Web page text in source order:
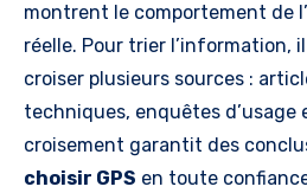
montrent le comportement de
réelle. Pour trier l’information,
croiser plusieurs sources :
techniques, enquêtes d’usage
croisement garantit des
choisir GPS en toute